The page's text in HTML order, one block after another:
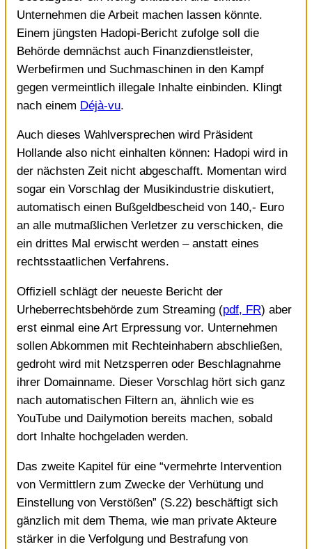
Unternehmen die Arbeit machen lassen könnte.
Einem jüngsten Hadopi-Bericht zufolge soll die
Behörde demnächst auch Finanzdienstleister,
Werbefirmen und Suchmaschinen in den Kampf
gegen vermeintlich illegale Inhalte einbinden. Klingt
nach einem Déjà-vu.
Auch dieses Wahlversprechen wird Präsident
Hollande also nicht einhalten können: Hadopi wird in
der nächsten Zeit nicht abgeschafft. Momentan wird
sogar ein Vorschlag der Musikindustrie diskutiert,
automatisch einen Bußgeldbescheid von 140,- Euro
an alle mutmaßlichen Verletzer zu verschicken, die
ein drittes Mal erwischt werden – anstatt eines
rechtsstaatlichen Verfahrens.
Offiziell schlägt der neueste Bericht der
Urheberrechtsbehörde zum Streaming (pdf, FR) aber
erst einmal eine Art Erpressung vor. Unternehmen
sollen Abkommen mit Rechteinhabern abschließen,
gedroht wird mit Netzsperren oder Beschlagnahme
ihrer Domainname. Dieser Vorschlag hört sich ganz
nach automatischen Filtern an, ähnlich wie es
YouTube und Dailymotion bereits machen, sobald
dort Inhalte hochgeladen werden.
Das zweite Kapitel für eine “vermehrte Intervention
von Vermittlern zum Zwecke der Verhütung und
Einstellung von Verstößen” (S.22) beschäftigt sich
gänzlich mit dem Thema, wie man private Akteure
stärker in die Verfolgung und Bestrafung von